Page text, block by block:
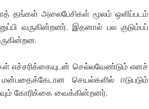
தங்கள் அலைபேசிகள் மூலம் ஒளிப்படம்
வருகின்றனர். இதனால் பல குடும்பப்
எச்சரிக்கையுடன் செல்லவேண்டும் எனச்
செயல்களில் ஈடுபடும்
கோரிக்கை வைக்கின்றனர்.